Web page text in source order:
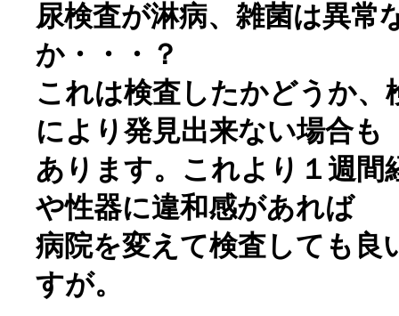
尿検査が淋病、雑菌は異常
か・・・？
これは検査したかどうか、
により発見出来ない場合も
あります。これより１週間
や性器に違和感があれば
病院を変えて検査しても良
すが。